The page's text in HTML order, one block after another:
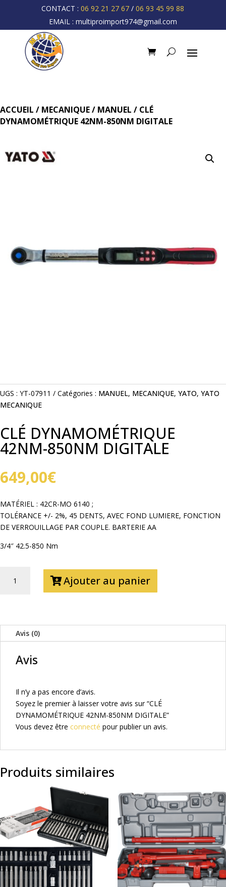
CONTACT :06 92 21 27 67 /06 93 45 99 88
EMAIL : multiproimport974@gmail.com
ACCUEIL / MECANIQUE/ MANUEL / CLÉ
DYNAMOMÉTRIQUE 42NM-850NM DIGITALE
UGS : YT-07911 Catégories : MANUEL, MECANIQUE, YATO, YATO
MECANIQUE
CLÉ DYNAMOMÉTRIQUE
42NM-850NM DIGITALE
649,00€
MATÉRIEL : 42CR-MO 6140 ;
TOLÉRANCE +/- 2%, 45 DENTS, AVEC FOND LUMIERE, FONCTION
DE VERROUILLAGE PAR COUPLE. BARTERIE AA
3/4″ 42.5-850 Nm
850NM
DIGITALE
Ajouter au panier
Avis (0)
Avis
Il n’y a pas encore d’avis.
Soyez le premier à laisser votre avis sur “CLÉ
DYNAMOMÉTRIQUE 42NM-850NM DIGITALE”
Vous devez être connecté pour publier un avis.
Produits similaires